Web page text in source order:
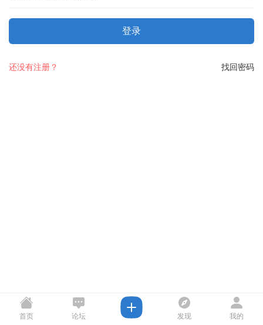
登录
找回密码
还没有注册？
首页 论坛 发现 我的